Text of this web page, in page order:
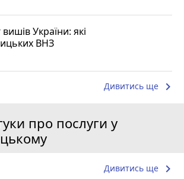
України: які
ВНЗ
Дивитись ще keyboard_arrow_right
про послуги у
Дивитись ще keyboard_arrow_right